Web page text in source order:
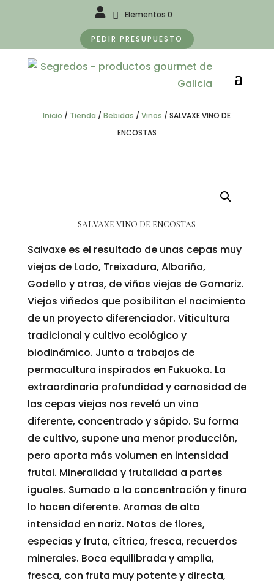
Elementos 0
PEDIR PRESUPUESTO
Inicio / Tienda /Bebidas /Vinos /SALVAXE VINO DE
ENCOSTAS
SALVAXE VINO DE ENCOSTAS
Salvaxe es el resultado de unas cepas muy
viejas de Lado, Treixadura, Albariño,
Godello y otras, de viñas viejas de Gomariz.
Viejos viñedos que posibilitan el nacimiento
de un proyecto diferenciador. Viticultura
tradicional y cultivo ecológico y
biodinámico. Junto a trabajos de
permacultura inspirados en Fukuoka. La
extraordinaria profundidad y carnosidad de
las cepas viejas nos reveló un vino
diferente, concentrado y sápido. Su forma
de cultivo, supone una menor producción,
pero aporta más volumen en intensidad
frutal. Mineralidad y frutalidad a partes
iguales. Sumado a la concentración y finura
lo hacen diferente. Aromas de alta
intensidad en nariz. Notas de flores,
especias y fruta, cítrica, fresca, recuerdos
minerales. Boca equilibrada y amplia,
fresca, con fruta muy potente y directa,